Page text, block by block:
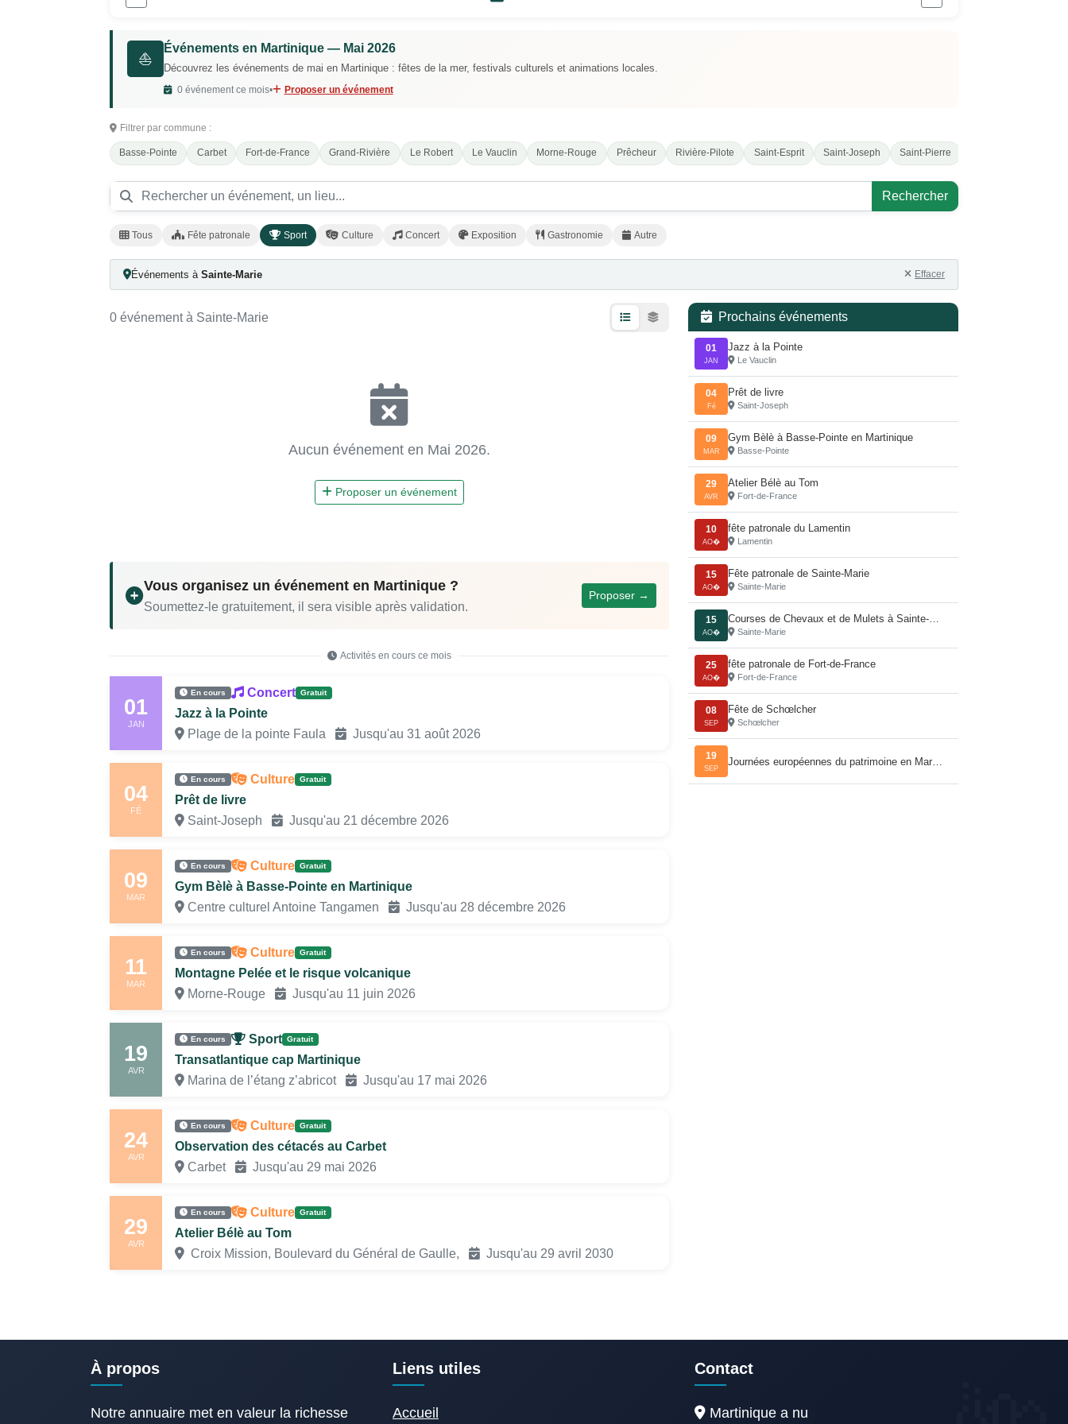
⛵
Événements en Martinique — Mai 2026
Découvrez les événements de mai en Martinique : fêtes de la mer, festivals culturels et animations locales.
0 événement ce mois• Proposer un événement
Filtrer par commune :
Basse-Pointe Carbet Fort-de-France Grand-Rivière Le Robert Le Vauclin Morne-Rouge Prêcheur Rivière-Pilote Saint-Esprit Saint-Joseph Saint-Pierre
Rechercher
Tous Fête patronale Sport Culture Concert Exposition Gastronomie Autre
Événements à Sainte-Marie Effacer
0 événement à Sainte-Marie
Aucun événement en Mai 2026.
Proposer un événement
Vous organisez un événement en Martinique ?
Soumettez-le gratuitement, il sera visible après validation.
Proposer →
Activités en cours ce mois
01
JAN
En cours Concert Gratuit
Jazz à la Pointe
Plage de la pointe Faula
Jusqu'au 31 août 2026
04
FÉ
En cours Culture Gratuit
Prêt de livre
Saint-Joseph
Jusqu'au 21 décembre 2026
09
MAR
En cours Culture Gratuit
Gym Bèlè à Basse-Pointe en Martinique
Centre culturel Antoine Tangamen
Jusqu'au 28 décembre 2026
11
MAR
En cours Culture Gratuit
Montagne Pelée et le risque volcanique
Morne-Rouge
Jusqu'au 11 juin 2026
19
AVR
En cours Sport Gratuit
Transatlantique cap Martinique
Marina de l’étang z’abricot
Jusqu'au 17 mai 2026
24
AVR
En cours Culture Gratuit
Observation des cétacés au Carbet
Carbet
Jusqu'au 29 mai 2026
29
AVR
En cours Culture Gratuit
Atelier Bélè au Tom
Croix Mission, Boulevard du Général de Gaulle,
Jusqu'au 29 avril 2030
Prochains événements
01
JAN
Jazz à la Pointe
Le Vauclin
04
Fé
Prêt de livre
Saint-Joseph
09
MAR
Gym Bèlè à Basse-Pointe en Martinique
Basse-Pointe
29
AVR
Atelier Bélè au Tom
Fort-de-France
10
AO�
fête patronale du Lamentin
Lamentin
15
AO�
Fête patronale de Sainte-Marie
Sainte-Marie
15
AO�
Courses de Chevaux et de Mulets à Sainte-…
Sainte-Marie
25
AO�
fête patronale de Fort-de-France
Fort-de-France
08
SEP
Fête de Schœlcher
Schœlcher
19
SEP
Journées européennes du patrimoine en Mar…
À propos
Notre annuaire met en valeur la richesse
Liens utiles
Accueil
Contact
Martinique a nu